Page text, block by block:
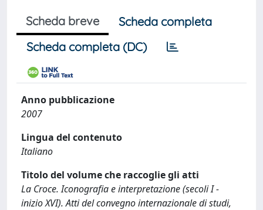
Scheda breve
Scheda completa
Scheda completa (DC)
Anno pubblicazione
2007
Lingua del contenuto
Italiano
Titolo del volume che raccoglie gli atti
La Croce. Iconografia e interpretazione (secoli I -
inizio XVI). Atti del convegno internazionale di studi,